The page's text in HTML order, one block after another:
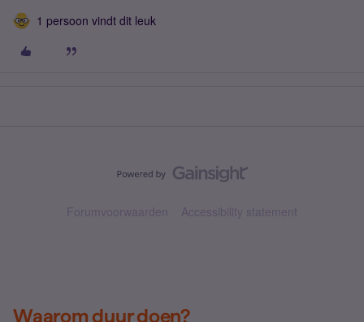
1 persoon vindt dit leuk
Forumvoorwaarden Accessibility statement
Waarom duur doen?